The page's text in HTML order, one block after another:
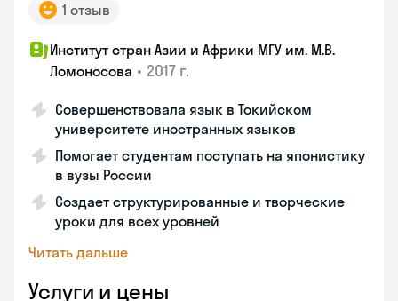
1 отзыв
Институт стран Азии и Африки МГУ им. М.В.
Ломоносова • 2017 г.
Совершенствовала язык в Токийском
университете иностранных языков
Помогает студентам поступать на японистику
в вузы России
Создает структурированные и творческие
уроки для всех уровней
Читать дальше
Услуги и цены